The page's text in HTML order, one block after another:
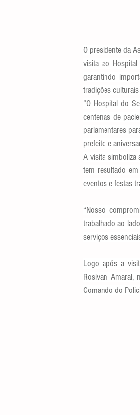
O presidente da
visita ao
garantindo
tradições
“O Hospital do
centenas de
parlamentares
prefeito e
A visita simboliza
tem resultado
eventos e festas
“Nosso
trabalhado ao
serviços
Logo após a
Rosivan Amaral,
Comando do